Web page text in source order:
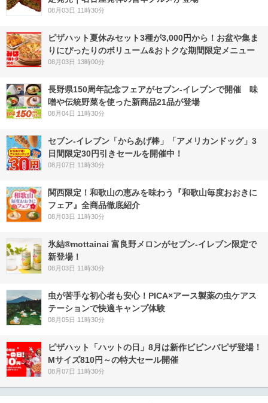
08月03日 11時30分
ピザハット夏休みセット3種が3,000円から！お盆や集ま
りにぴったりのボリューム&おトクな期間限定メニュー
08月03日 13時00分
長野県150周年記念フェアがセブン-イレブンで開催 味
噌や伝統野菜を使った新商品21品が登場
08月04日 11時30分
セブン‐イレブン「からあげ棒」「アメリカンドッグ」3
日間限定30円引きセールを開催中！
08月07日 11時30分
関西限定！和歌山の恵みを味わう『和歌山毎度おおきに
フェア』全商品徹底紹介
08月03日 11時30分
氷結®mottainai 富良野メロンがセブン‐イレブン限定で
新登場！
08月03日 11時30分
虫が苦手な初心者も安心！PICA×アース製薬の虫ケアス
テーションで快適キャンプ体験
08月05日 11時30分
ピザハット「ハットの日」8月は新作ビビンバピザ登場！
Mサイズ810円～の特大セール開催
08月07日 11時30分